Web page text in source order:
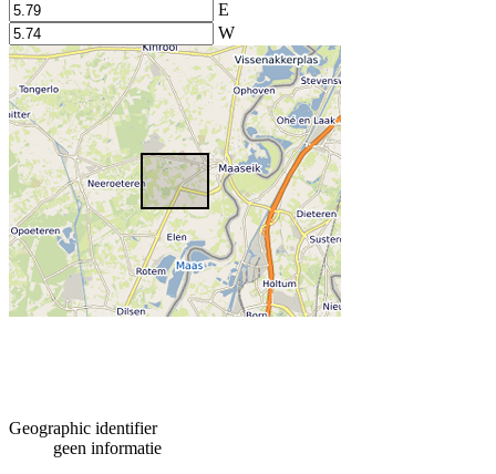
E
W
Geographic identifier
geen informatie